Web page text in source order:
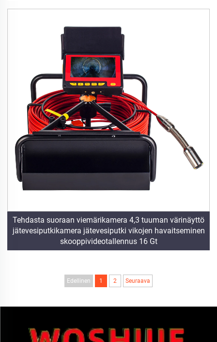
Tehdasta suoraan viemärikamera 4,3 tuuman värinäyttö
jätevesiputkikamera jätevesiputki vikojen havaitseminen
skooppivideotallennus 16 Gt
Edellinen 1 2 Seuraava